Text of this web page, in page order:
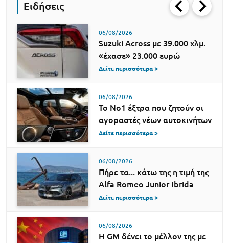
Ειδήσεις
06/08/2026
Suzuki Across με 39.000 χλμ.
«έχασε» 23.000 ευρώ
Δείτε περισσότερα >
06/08/2026
Το Νο1 έξτρα που ζητούν οι
αγοραστές νέων αυτοκινήτων
Δείτε περισσότερα >
06/08/2026
Πήρε τα... κάτω της η τιμή της
Alfa Romeo Junior Ibrida
Δείτε περισσότερα >
06/08/2026
Η GM δένει το μέλλον της με